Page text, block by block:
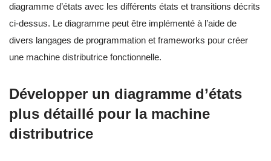
diagramme d’états avec les différents états et transitions décrits
ci-dessus. Le diagramme peut être implémenté à l’aide de
divers langages de programmation et frameworks pour créer
une machine distributrice fonctionnelle.
Développer un diagramme d’états
plus détaillé pour la machine
distributrice